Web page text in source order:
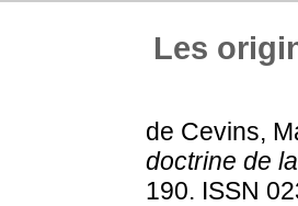
Les
de Cevins,
doctrine de
190. ISSN